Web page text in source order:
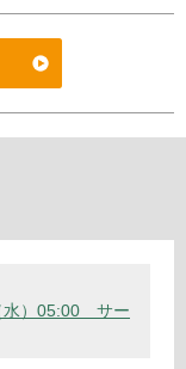
水）05:00 サー